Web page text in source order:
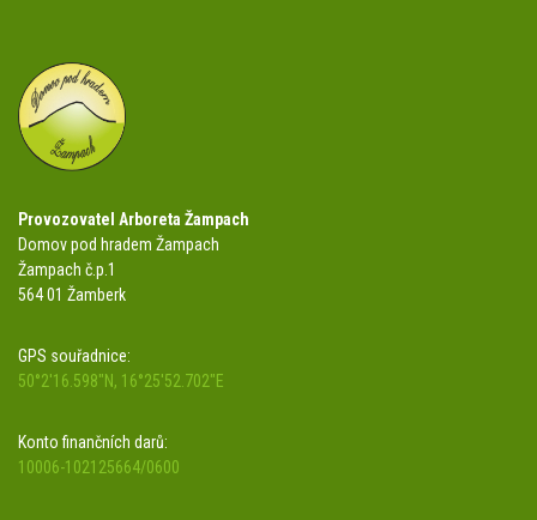
Provozovatel Arboreta Žampach
Domov pod hradem Žampach
Žampach č.p.1
564 01 Žamberk
GPS souřadnice:
50°2'16.598"N, 16°25'52.702"E
Konto finančních darů:
10006-102125664/0600